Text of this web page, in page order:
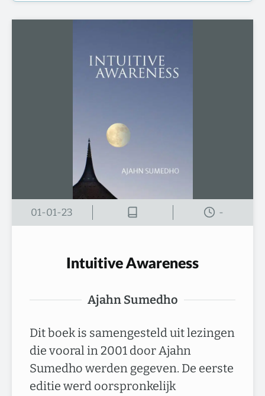
01-01-23 -
Intuitive Awareness
Ajahn Sumedho
Dit boek is samengesteld uit lezingen
die vooral in 2001 door Ajahn
Sumedho werden gegeven. De eerste
editie werd oorspronkelijk